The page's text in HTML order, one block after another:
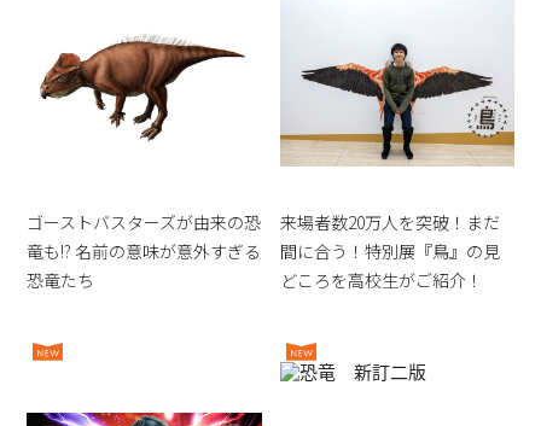
ゴーストバスターズが由来の恐
竜も!? 名前の意味が意外すぎる
恐竜たち
来場者数20万人を突破！まだ
間に合う！特別展『鳥』の見
どころを高校生がご紹介！